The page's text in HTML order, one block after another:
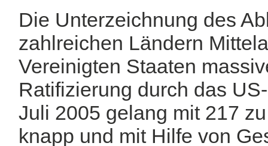
Die Unterzeichnung des
zahlreichen Ländern
Vereinigten Staaten
Ratifizierung durch das
Juli 2005 gelang mit 217
knapp und mit Hilfe von